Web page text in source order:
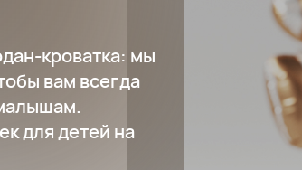
кроватка: мы
вам всегда
для детей на